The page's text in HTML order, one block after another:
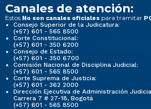
Canales de atención:
Estos No son canales oficiales para tramitar
Consejo Superior de la Judicatura:
(+57) 601 - 565 8500
Corte Constitucional:
(+57) 601 - 350 6200
Consejo de Estado:
(+57) 601 - 350 6700
Comisión Nacional de Disciplina Judicial:
(+57) 601 - 565 8500
Corte Suprema de Justicia:
(+57) 601 - 362 2000
Dirección Ejecutiva de Administración
Carrera 7 # 27-18, Bogotá
(+57) 601 - 565 8500